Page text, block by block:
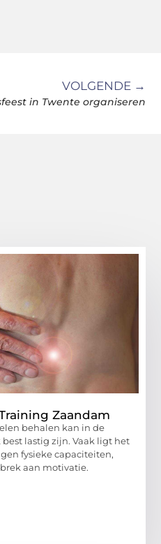
VOLGENDE →
in Twente organiseren
Zaandam
behalen kan in de
lastig zijn. Vaak ligt het
fysieke capaciteiten,
aan motivatie.